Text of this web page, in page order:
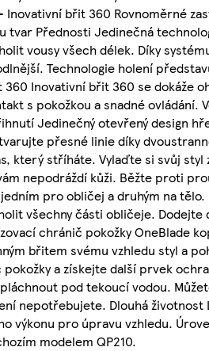
břit 360 Rovnoměrné
Přednosti Jedinečná
vousy všech délek. Díky
Technologie holení
Inovativní břit 360 se dokáže
s pokožkou a snadné ovládání.
Jedinečný otevřený design
přesné linie díky
který stříháte. Vylaďte si svůj
nepodráždí kůži. Běžte proti
pro obličej a druhým na
všechny části obličeje.
chránič pokožky OneBlade
břitem svému vzhledu styl a
a získejte další prvek
pod tekoucí vodou.
nepotřebujete. Dlouhá
pro úpravu vzhledu.
modelem QP210.